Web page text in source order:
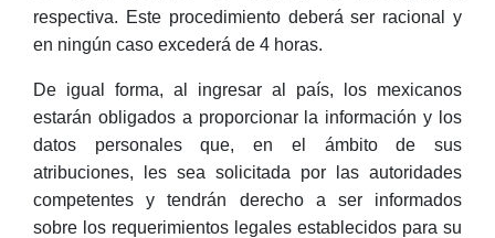
respectiva. Este procedimiento deberá ser racional y
en ningún caso excederá de 4 horas.
De igual forma, al ingresar al país, los mexicanos
estarán obligados a proporcionar la información y los
datos personales que, en el ámbito de sus
atribuciones, les sea solicitada por las autoridades
competentes y tendrán derecho a ser informados
sobre los requerimientos legales establecidos para su